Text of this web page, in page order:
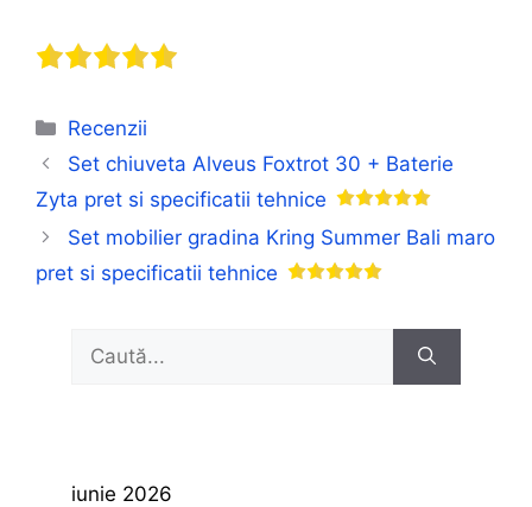
Categorii
Recenzii
Set chiuveta Alveus Foxtrot 30 + Baterie
Zyta pret si specificatii tehnice
Set mobilier gradina Kring Summer Bali maro
pret si specificatii tehnice
Caută
iunie 2026